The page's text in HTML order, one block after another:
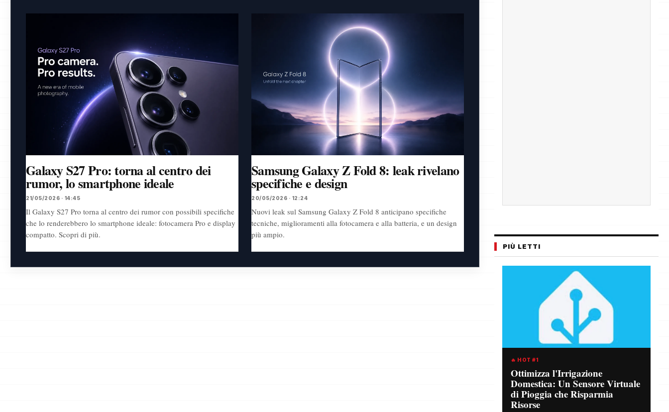
Galaxy S27 Pro: torna al centro dei
rumor, lo smartphone ideale
21/05/2026 · 14:45
Il Galaxy S27 Pro torna al centro dei rumor con possibili specifiche
che lo renderebbero lo smartphone ideale: fotocamera Pro e display
compatto. Scopri di più.
Samsung Galaxy Z Fold 8: leak rivelano
specifiche e design
20/05/2026 · 12:24
Nuovi leak sul Samsung Galaxy Z Fold 8 anticipano specifiche
tecniche, miglioramenti alla fotocamera e alla batteria, e un design
più ampio.
PIÙ LETTI
🔥 HOT #1
Ottimizza l'Irrigazione
Domestica: Un Sensore Virtuale
di Pioggia che Risparmia
Risorse